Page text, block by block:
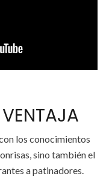
los conocimientos
sino también el
a patinadores.